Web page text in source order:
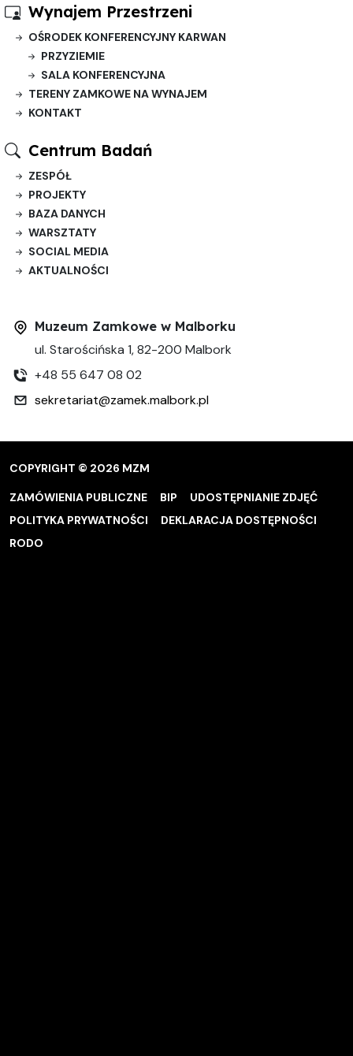
Wynajem Przestrzeni
OŚRODEK KONFERENCYJNY KARWAN
PRZYZIEMIE
SALA KONFERENCYJNA
TERENY ZAMKOWE NA WYNAJEM
KONTAKT
Centrum Badań
ZESPÓŁ
PROJEKTY
BAZA DANYCH
WARSZTATY
SOCIAL MEDIA
AKTUALNOŚCI
Muzeum Zamkowe w Malborku
ul. Starościńska 1, 82-200 Malbork
+48 55 647 08 02
sekretariat@zamek.malbork.pl
COPYRIGHT © 2026 MZM
ZAMÓWIENIA PUBLICZNE BIP
UDOSTĘPNIANIE ZDJĘĆ
POLITYKA PRYWATNOŚCI
DEKLARACJA DOSTĘPNOŚCI
RODO